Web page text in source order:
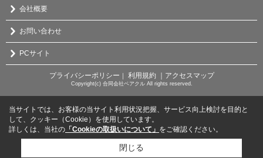
会社概要
お問い合わせ
PCサイト
プライバシーポリシー ｜ 利用規約 ｜アクセスマップ
Copyright(c) 合同会社ベアクル All rights reserved.
当サイトでは、お客様の当サイト利用状況把握、サービス向上検討を目的と
して、クッキー（Cookie）を使用しています。
詳しくは、当社の 「Cookieの取扱いについて」 をご確認ください。
閉じる